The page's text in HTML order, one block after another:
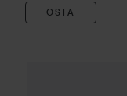
OSTA